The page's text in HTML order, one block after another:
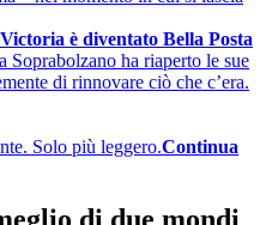
è diventato Bella Posta
ha riaperto le sue
di rinnovare ciò che c’era.
Solo più leggero.Continua
di due mondi